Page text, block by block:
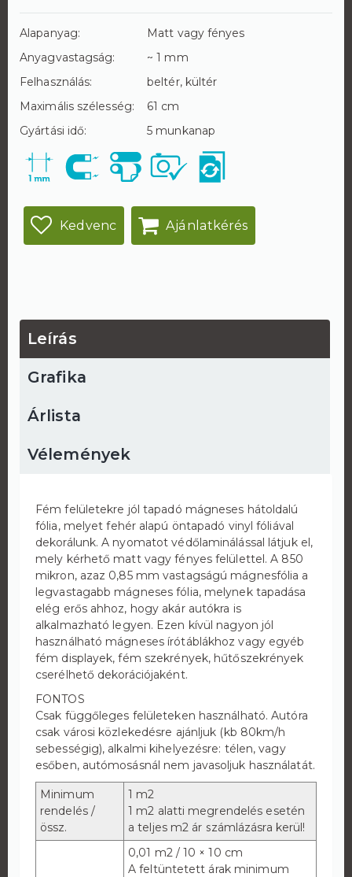
Alapanyag:
Matt vagy fényes
Anyagvastagság:
~ 1 mm
Felhasználás:
beltér, kültér
Maximális szélesség:
61 cm
Gyártási idő:
5 munkanap
Kedvenc Ajánlatkérés
Leírás
Grafika
Árlista
Vélemények
Fém felületekre jól tapadó mágneses hátoldalú
fólia, melyet fehér alapú öntapadó vinyl fóliával
dekorálunk. A nyomatot védőlaminálással látjuk el,
mely kérhető matt vagy fényes felülettel. A 850
mikron, azaz 0,85 mm vastagságú mágnesfólia a
legvastagabb mágneses fólia, melynek tapadása
elég erős ahhoz, hogy akár autókra is
alkalmazható legyen. Ezen kívül nagyon jól
használható mágneses írótáblákhoz vagy egyéb
fém displayek, fém szekrények, hűtőszekrények
cserélhető dekorációjaként.
FONTOS
Csak függőleges felületeken használható. Autóra
csak városi közlekedésre ajánljuk (kb 80km/h
sebességig), alkalmi kihelyezésre: télen, vagy
esőben, autómosásnál nem javasoljuk használatát.
Minimum
rendelés /
össz.
1 m2
1 m2 alatti megrendelés esetén
a teljes m2 ár számlázásra kerül!
0,01 m2 / 10 × 10 cm
A feltüntetett árak minimum